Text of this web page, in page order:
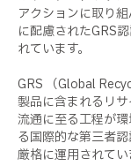
アクションに取り
に配慮されたGRS
れています。
GRS （Global
製品に含まれるリ
流通に至る工程が
る国際的な第三者
厳格に運用されてい